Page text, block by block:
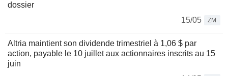
dossier
15/05
ZM
Altria maintient son dividende trimestriel à 1,06 $ par
action, payable le 10 juillet aux actionnaires inscrits au 15
juin